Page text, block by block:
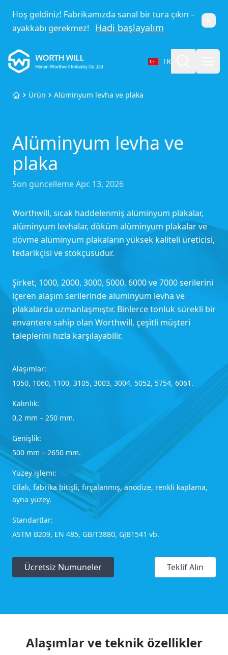
Hoş geldiniz! Fabrikamızda sanal bir tura çıkın –
ayakkabı gerekmez!
Hadi başlayalım Kapat
Worthwill
TR
Dil seçin
Ana Sayfa
Ürün Alüminyum levha ve plaka
Alüminyum levha ve
plaka
Son güncellemeApr. 13, 2026
Worthwill, sıcak haddelenmiş alüminyum plakalar,
alüminyum levhalar, döküm alüminyum plakalar ve
dövme alüminyum plakaların yüksek kaliteli üreticisi,
tedarikçisi ve stokçusudur.
Şirket, 1000, 2000, 3000, 5000, 6000 ve 7000 serilerini
içeren alaşım serilerinde alüminyum levha ve
plakalarda uzmanlaşmıştır. Binlerce tonluk sürekli bir
envantere sahip olan Worthwill, çeşitli müşteri
taleplerini hızla karşılayabilir.
Alaşımlar:
1050, 1060, 1100, 3105, 3003, 3004, 5052, 5754, 6061.
Kalınlık:
0,2 mm – 250 mm.
Genişlik:
500 mm – 2650 mm.
Yüzey işlemi:
Cilalı, fabrika bitişli, fırçalanmış, anodize, renkli kaplama,
ayna yüzey.
Standartlar:
ASTM B209, EN 485, GB/T3880, GJB1541 vb.
Ücretsiz Numuneler Teklif Alın
Alaşımlar ve teknik özellikler